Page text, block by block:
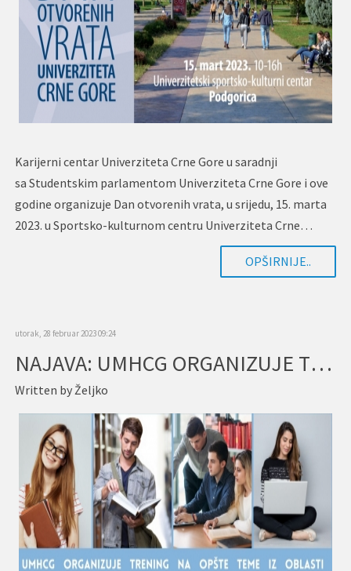
Karijerni centar Univerziteta Crne Gore u saradnji
sa Studentskim parlamentom Univerziteta Crne Gore i ove
godine organizuje Dan otvorenih vrata, u srijedu, 15. marta
2023. u Sportsko-kulturnom centru Univerziteta Crne…
OPŠIRNIJE..
utorak, 28 februar 2023 09:24
NAJAVA: UMHCG ORGANIZUJE TRENING NA OPŠTE TEME IZ OBLASTI LJUDSKIH PRAVA DJECE S INVALIDITETOM I OSOBA S INVALIDITETOM
Written by Željko